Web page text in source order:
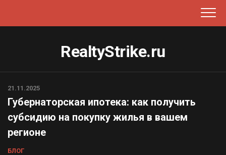
содержанию
RealtyStrike.ru
21.11.2025
Губернаторская ипотека: как получить
субсидию на покупку жилья в вашем
регионе
БЛОГ